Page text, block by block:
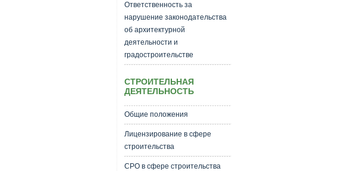
Ответственность за
нарушение законодательства
об архитектурной
деятельности и
градостроительстве
СТРОИТЕЛЬНАЯ
ДЕЯТЕЛЬНОСТЬ
Общие положения
Лицензирование в сфере
строительства
СРО в сфере строительства